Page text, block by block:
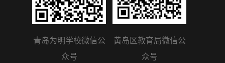
青岛为明学校微信公
众号
黄岛区教育局微信公
众号